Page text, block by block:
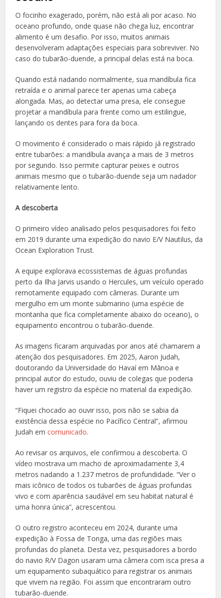
O focinho exagerado, porém, não está ali por acaso. No
oceano profundo, onde quase não chega luz, encontrar
alimento é um desafio. Por isso, muitos animais
desenvolveram adaptações especiais para sobreviver. No
caso do tubarão-duende, a principal delas está na boca.
Quando está nadando normalmente, sua mandíbula fica
retraída e o animal parece ter apenas uma cabeça
alongada. Mas, ao detectar uma presa, ele consegue
projetar a mandíbula para frente como um estilingue,
lançando os dentes para fora da boca.
O movimento é considerado o mais rápido já registrado
entre tubarões: a mandíbula avança a mais de 3 metros
por segundo. Isso permite capturar peixes e outros
animais mesmo que o tubarão-duende seja um nadador
relativamente lento.
A descoberta
O primeiro vídeo analisado pelos pesquisadores foi feito
em 2019 durante uma expedição do navio E/V Nautilus, da
Ocean Exploration Trust.
A equipe explorava ecossistemas de águas profundas
perto da Ilha Jarvis usando o Hercules, um veículo operado
remotamente equipado com câmeras. Durante um
mergulho em um monte submarino (uma espécie de
montanha que fica completamente abaixo do oceano), o
equipamento encontrou o tubarão-duende.
As imagens ficaram arquivadas por anos até chamarem a
atenção dos pesquisadores. Em 2025, Aaron Judah,
doutorando da Universidade do Havaí em Mānoa e
principal autor do estudo, ouviu de colegas que poderia
haver um registro da espécie no material da expedição.
“Fiquei chocado ao ouvir isso, pois não se sabia da
existência dessa espécie no Pacífico Central”, afirmou
Judah emcomunicado.
Ao revisar os arquivos, ele confirmou a descoberta. O
vídeo mostrava um macho de aproximadamente 3,4
metros nadando a 1.237 metros de profundidade.“Ver o
mais icônico de todos os tubarões de águas profundas
vivo e com aparência saudável em seu habitat natural é
uma honra única”, acrescentou.
O outro registro aconteceu em 2024, durante uma
expedição à Fossa de Tonga, uma das regiões mais
profundas do planeta. Desta vez, pesquisadores a bordo
do navio R/V Dagon usaram uma câmera com isca presa a
um equipamento subaquático para registrar os animais
que vivem na região. Foi assim que encontraram outro
tubarão-duende.